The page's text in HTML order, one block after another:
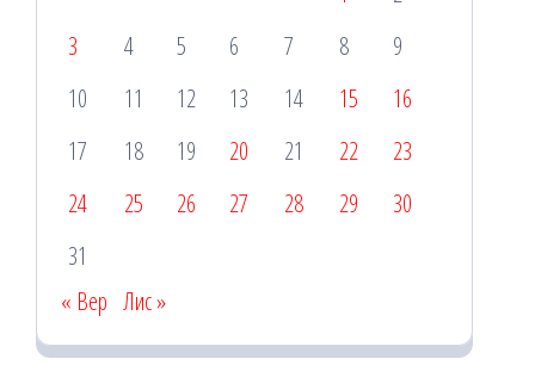
3
4 5 6 7 8
9
10
11 12 13 14 15
16
17
18 19 20 21 22
23
24
25 26 27 28 29
30
31
« Вер Лис »